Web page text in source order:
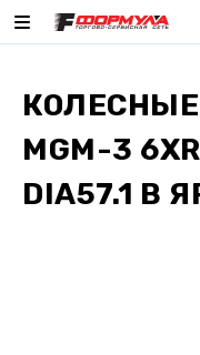
MGM-3
DIA57.1 В